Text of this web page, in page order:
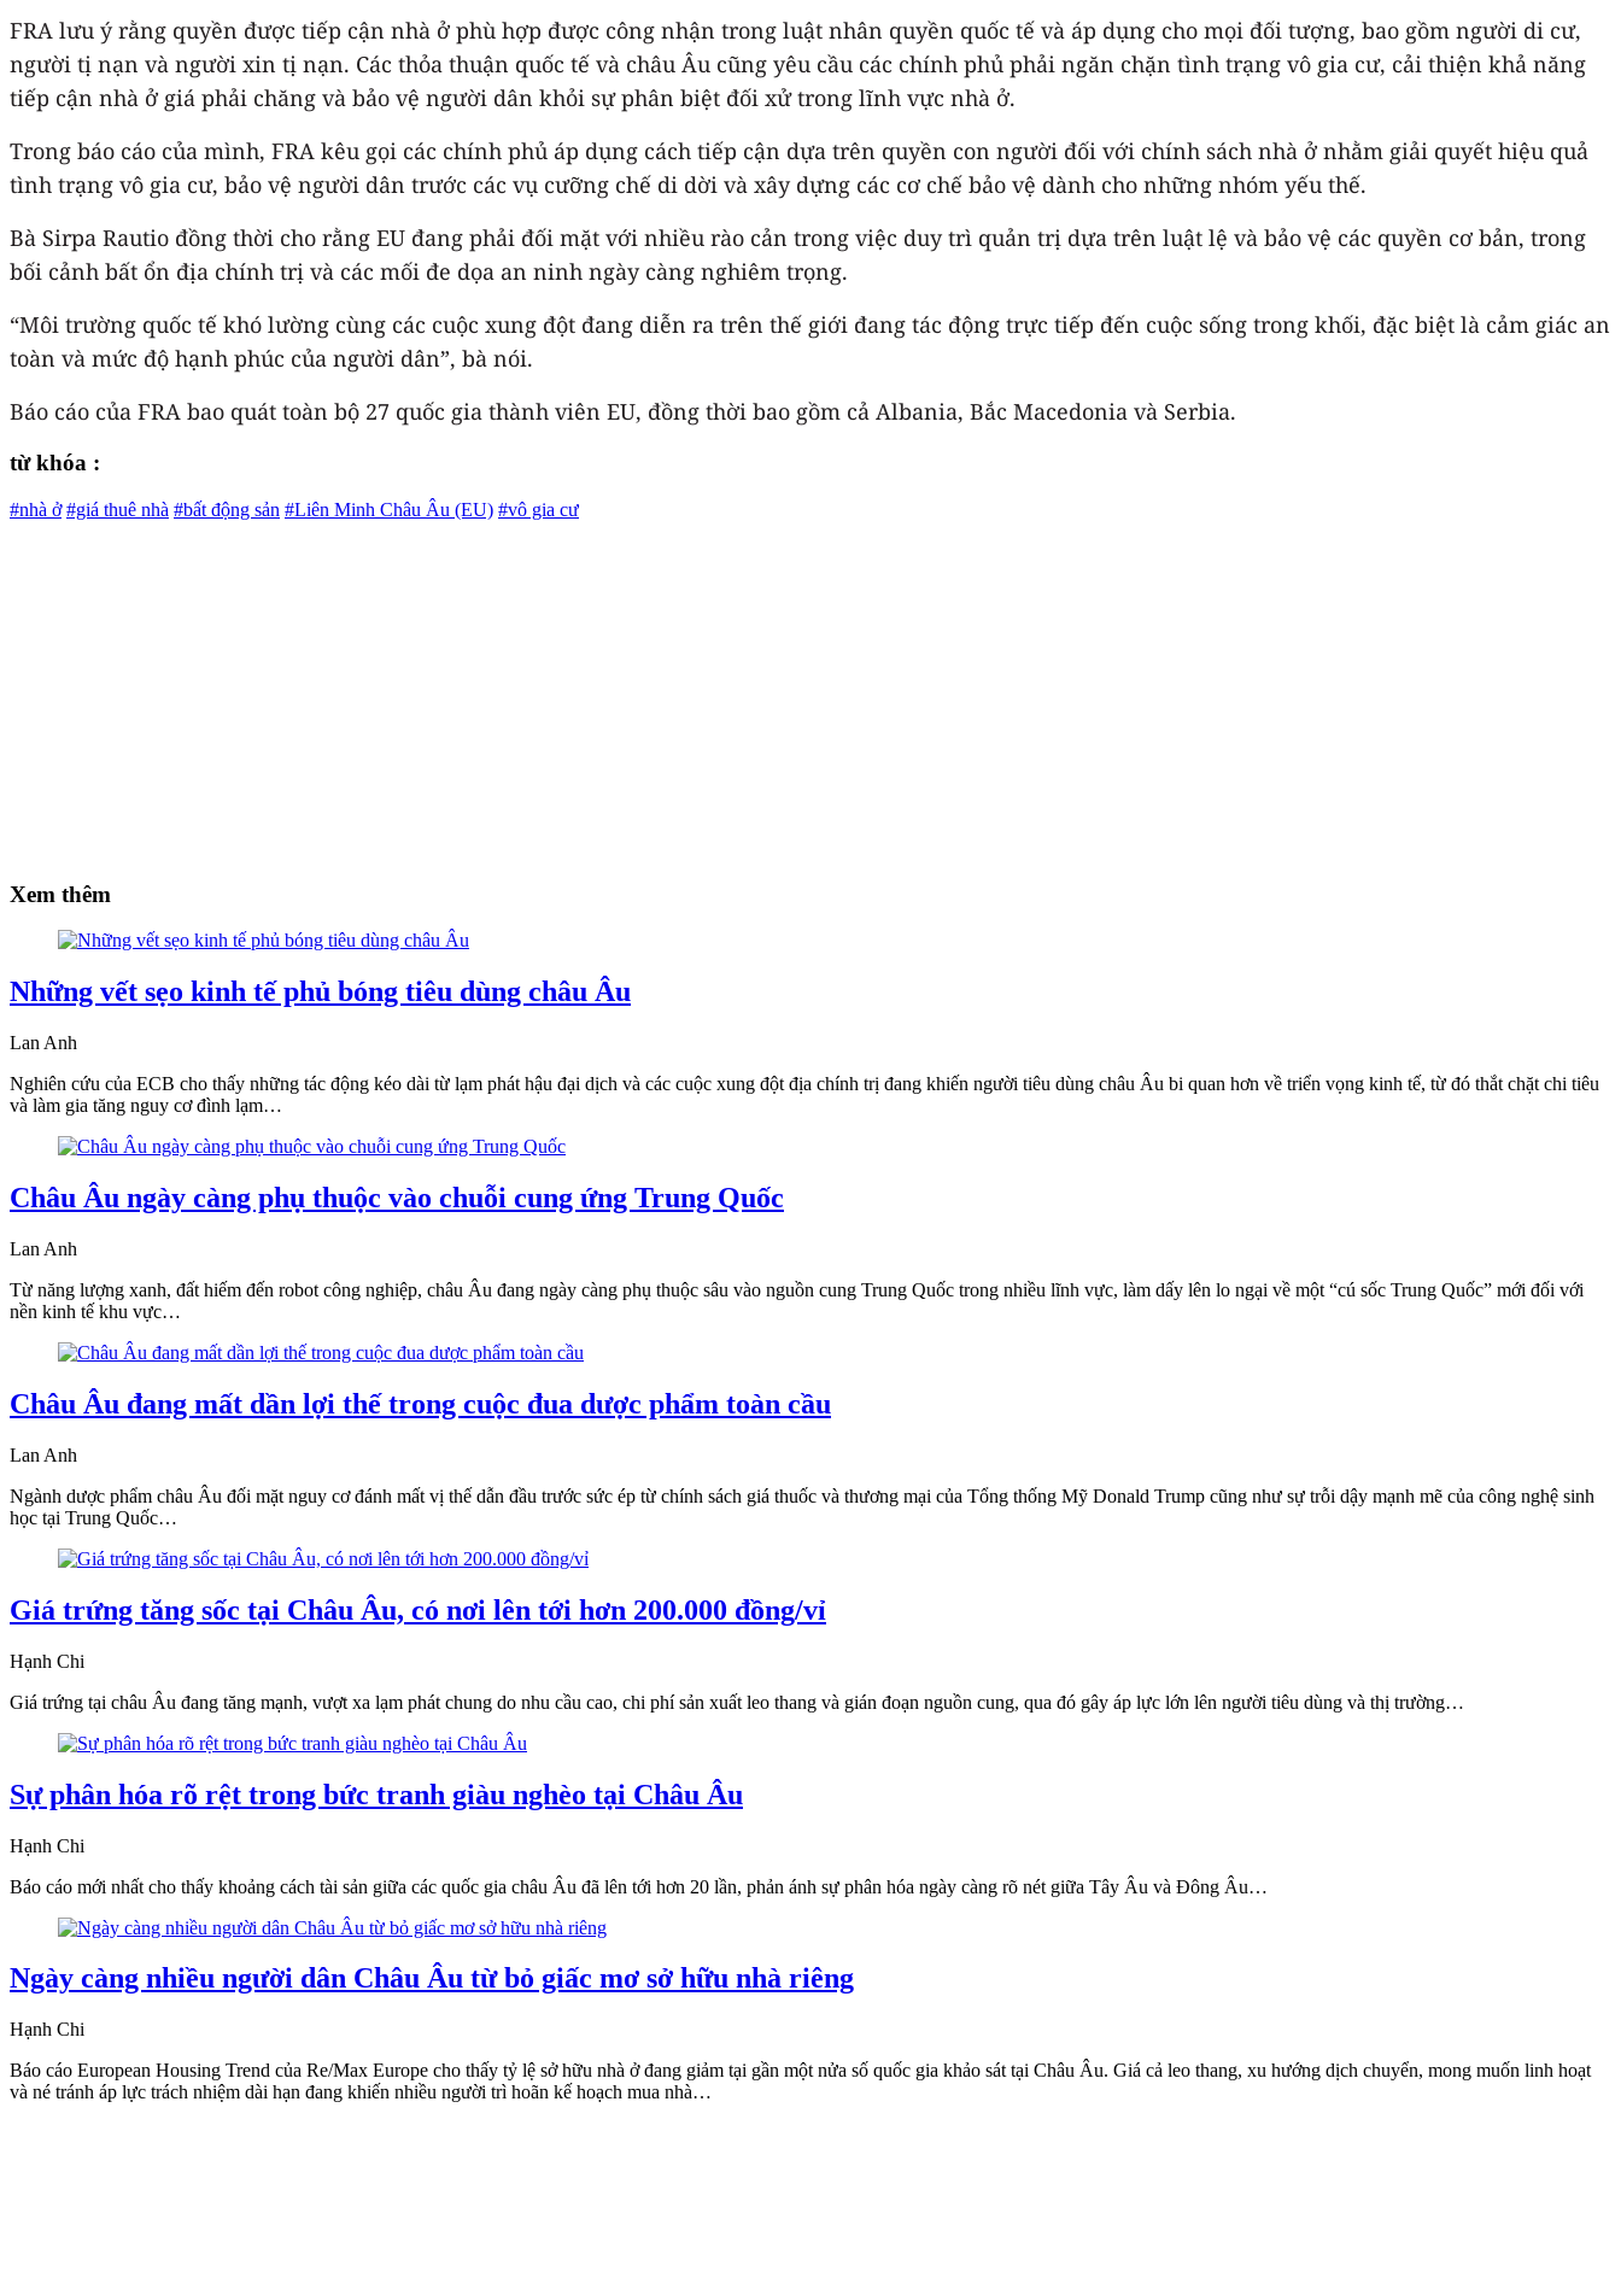
FRA lưu ý rằng quyền được tiếp cận nhà ở phù hợp được công nhận trong luật nhân quyền quốc tế và áp dụng cho mọi đối tượng, bao gồm người di cư,
người tị nạn và người xin tị nạn. Các thỏa thuận quốc tế và châu Âu cũng yêu cầu các chính phủ phải ngăn chặn tình trạng vô gia cư, cải thiện khả năng
tiếp cận nhà ở giá phải chăng và bảo vệ người dân khỏi sự phân biệt đối xử trong lĩnh vực nhà ở.
Trong báo cáo của mình, FRA kêu gọi các chính phủ áp dụng cách tiếp cận dựa trên quyền con người đối với chính sách nhà ở nhằm giải quyết hiệu quả
tình trạng vô gia cư, bảo vệ người dân trước các vụ cưỡng chế di dời và xây dựng các cơ chế bảo vệ dành cho những nhóm yếu thế.
Bà Sirpa Rautio đồng thời cho rằng EU đang phải đối mặt với nhiều rào cản trong việc duy trì quản trị dựa trên luật lệ và bảo vệ các quyền cơ bản, trong
bối cảnh bất ổn địa chính trị và các mối đe dọa an ninh ngày càng nghiêm trọng.
“Môi trường quốc tế khó lường cùng các cuộc xung đột đang diễn ra trên thế giới đang tác động trực tiếp đến cuộc sống trong khối, đặc biệt là cảm giác an
toàn và mức độ hạnh phúc của người dân”, bà nói.
Báo cáo của FRA bao quát toàn bộ 27 quốc gia thành viên EU, đồng thời bao gồm cả Albania, Bắc Macedonia và Serbia.
từ khóa :
#nhà ở #giá thuê nhà #bất động sản #Liên Minh Châu Âu (EU) #vô gia cư
Xem thêm
Những vết sẹo kinh tế phủ bóng tiêu dùng châu Âu
Lan Anh
Nghiên cứu của ECB cho thấy những tác động kéo dài từ lạm phát hậu đại dịch và các cuộc xung đột địa chính trị đang khiến người tiêu dùng châu Âu bi quan hơn về triển vọng kinh tế, từ đó thắt chặt chi tiêu
và làm gia tăng nguy cơ đình lạm…
Châu Âu ngày càng phụ thuộc vào chuỗi cung ứng Trung Quốc
Lan Anh
Từ năng lượng xanh, đất hiếm đến robot công nghiệp, châu Âu đang ngày càng phụ thuộc sâu vào nguồn cung Trung Quốc trong nhiều lĩnh vực, làm dấy lên lo ngại về một “cú sốc Trung Quốc” mới đối với
nền kinh tế khu vực…
Châu Âu đang mất dần lợi thế trong cuộc đua dược phẩm toàn cầu
Lan Anh
Ngành dược phẩm châu Âu đối mặt nguy cơ đánh mất vị thế dẫn đầu trước sức ép từ chính sách giá thuốc và thương mại của Tổng thống Mỹ Donald Trump cũng như sự trỗi dậy mạnh mẽ của công nghệ sinh
học tại Trung Quốc…
Giá trứng tăng sốc tại Châu Âu, có nơi lên tới hơn 200.000 đồng/vỉ
Hạnh Chi
Giá trứng tại châu Âu đang tăng mạnh, vượt xa lạm phát chung do nhu cầu cao, chi phí sản xuất leo thang và gián đoạn nguồn cung, qua đó gây áp lực lớn lên người tiêu dùng và thị trường…
Sự phân hóa rõ rệt trong bức tranh giàu nghèo tại Châu Âu
Hạnh Chi
Báo cáo mới nhất cho thấy khoảng cách tài sản giữa các quốc gia châu Âu đã lên tới hơn 20 lần, phản ánh sự phân hóa ngày càng rõ nét giữa Tây Âu và Đông Âu…
Ngày càng nhiều người dân Châu Âu từ bỏ giấc mơ sở hữu nhà riêng
Hạnh Chi
Báo cáo European Housing Trend của Re/Max Europe cho thấy tỷ lệ sở hữu nhà ở đang giảm tại gần một nửa số quốc gia khảo sát tại Châu Âu. Giá cả leo thang, xu hướng dịch chuyển, mong muốn linh hoạt
và né tránh áp lực trách nhiệm dài hạn đang khiến nhiều người trì hoãn kế hoạch mua nhà…